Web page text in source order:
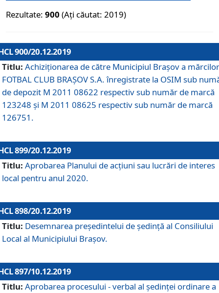
Rezultate: 900 (Ați căutat: 2019)
900/20.12.2019
Titlu: Achiziționarea de către Municipiul Brașov a mărcilor
FOTBAL CLUB BRAȘOV S.A. înregistrate la OSIM sub
de depozit M 2011 08622 respectiv sub număr de marcă
123248 și M 2011 08625 respectiv sub număr de marcă
126751.
899/20.12.2019
Titlu: Aprobarea Planului de acţiuni sau lucrări de interes
local pentru anul 2020.
898/20.12.2019
Titlu: Desemnarea preşedintelui de şedinţă al Consiliului
Local al Municipiului Braşov.
897/10.12.2019
Titlu: Aprobarea procesului - verbal al şedinţei ordinare a